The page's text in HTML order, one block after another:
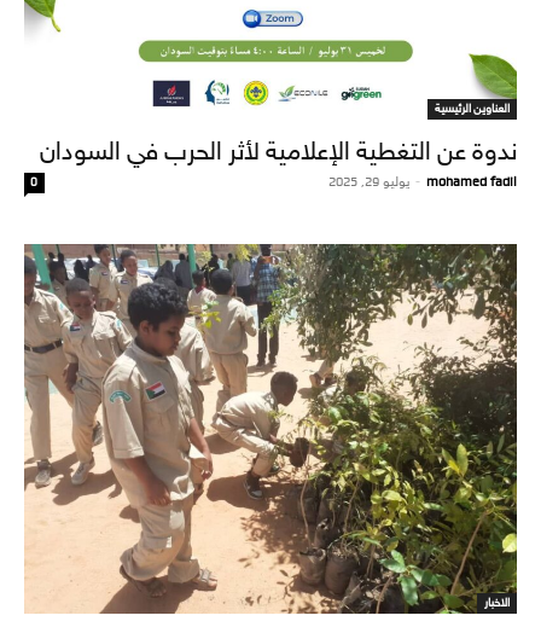
العناوين الرئيسية
ندوة عن التغطية الإعلامية لأثر الحرب في السودان
mohamed fadil
- يوليو 29, 2025 0
الاخبار